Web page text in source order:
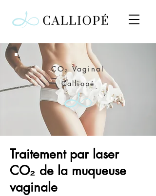
CO₂ Vaginal
Calliopé
Traitement par laser
CO₂ de la muqueuse
vaginale